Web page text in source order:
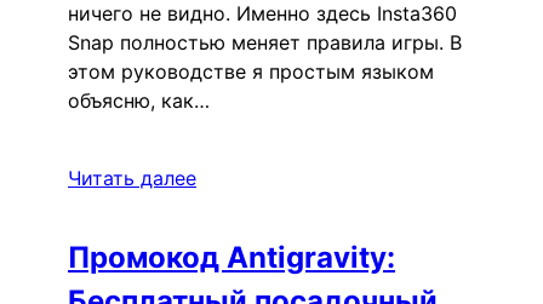
ничего не видно. Именно здесь Insta360
Snap полностью меняет правила игры. В
этом руководстве я простым языком
объясню, как…
Читать далее
Промокод Antigravity: